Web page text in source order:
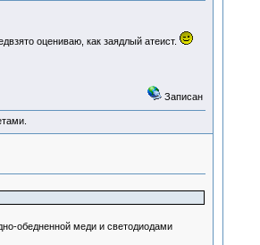
оцениваю, как заядлый атеист.
Записан
обедненной меди и светодиодами